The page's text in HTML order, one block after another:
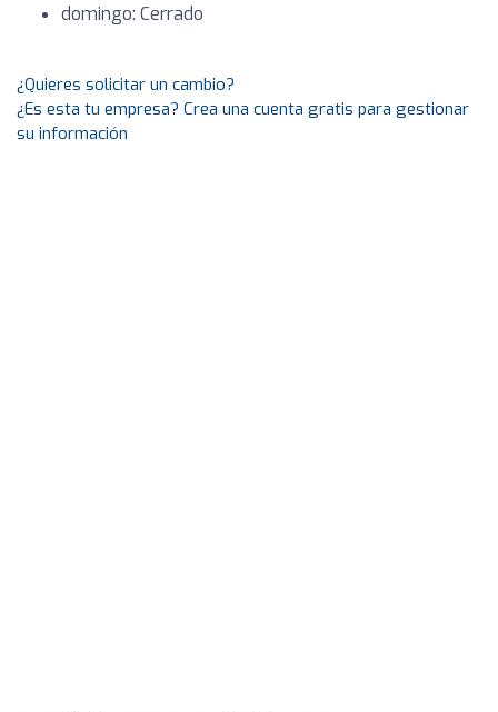
domingo: Cerrado
¿Quieres solicitar un cambio?
¿Es esta tu empresa? Crea una cuenta gratis para gestionar
su información